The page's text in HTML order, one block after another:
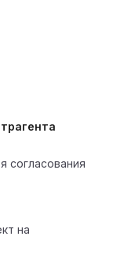
согласования
на